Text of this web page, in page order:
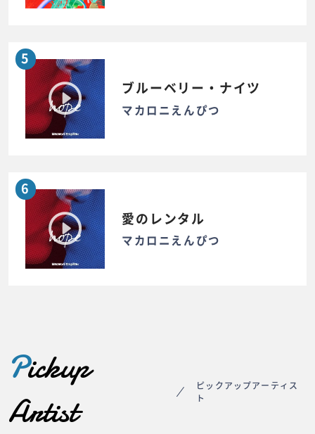
5
ブルーベリー・ナイツ
マカロニえんぴつ
6
愛のレンタル
マカロニえんぴつ
Pickup
Artist
ピックアップアーティス
ト